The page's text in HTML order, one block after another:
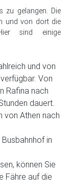
zu gelangen. Die
und von dort die
sind einige
und von
Von
Rafina nach
dauert.
von Athen nach
in
können Sie
Fähre auf die